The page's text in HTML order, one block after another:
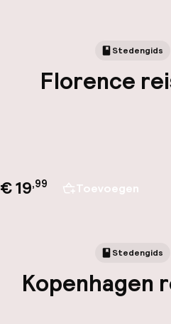
Stedengids
Florence
€ 19,99 Toevoegen
Stedengids
Kopenhagen